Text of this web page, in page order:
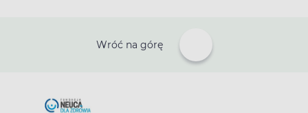
Wróć na górę